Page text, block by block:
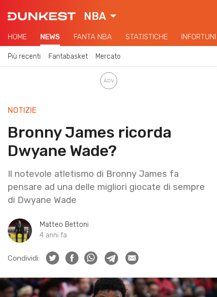
NBA
HOME NEWS FANTA NBA STATISTICHE INFORTUNI
Più recenti Fantabasket Mercato
NOTIZIE
Bronny James ricorda
Dwyane Wade?
Il notevole atletismo di Bronny James fa
pensare ad una delle migliori giocate di sempre
di Dwyane Wade
Matteo Bettoni
4 anni fa
Condividi: